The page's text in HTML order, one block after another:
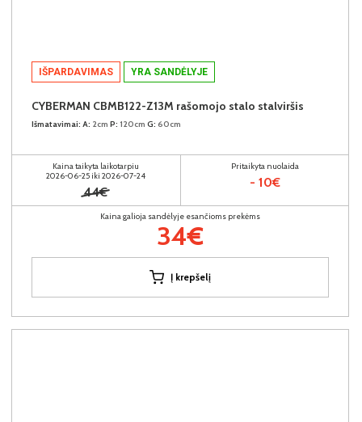
IŠPARDAVIMAS YRA SANDĖLYJE
CYBERMAN CBMB122-Z13M rašomojo stalo stalviršis
Išmatavimai: A: 2cm P: 120cm G: 60cm
Kaina taikyta laikotarpiu
2026-06-25 iki 2026-07-24
44€
Pritaikyta nuolaida
- 10€
Kaina galioja sandėlyje esančioms prekėms
34€
Į krepšelį